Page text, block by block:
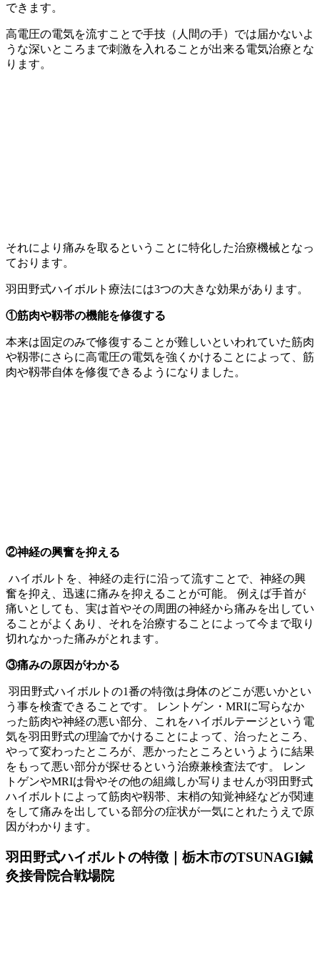
できます。
高電圧の電気を流すことで手技（人間の手）では届かないよ
うな深いところまで刺激を入れることが出来る電気治療とな
ります。
それにより痛みを取るということに特化した治療機械となっ
ております。
羽田野式ハイボルト療法には3つの大きな効果があります。
①筋肉や靱帯の機能を修復する
本来は固定のみで修復することが難しいといわれていた筋肉
や靱帯にさらに高電圧の電気を強くかけることによって、筋
肉や靱帯自体を修復できるようになりました。
②神経の興奮を抑える
ハイボルトを、神経の走行に沿って流すことで、神経の興
奮を抑え、迅速に痛みを抑えることが可能。 例えば手首が
痛いとしても、実は首やその周囲の神経から痛みを出してい
ることがよくあり、それを治療することによって今まで取り
切れなかった痛みがとれます。
③痛みの原因がわかる
羽田野式ハイボルトの1番の特徴は身体のどこが悪いかとい
う事を検査できることです。 レントゲン・MRIに写らなか
った筋肉や神経の悪い部分、これをハイボルテージという電
気を羽田野式の理論でかけることによって、治ったところ、
やって変わったところが、悪かったところというように結果
をもって悪い部分が探せるという治療兼検査法です。 レン
トゲンやMRIは骨やその他の組織しか写りませんが羽田野式
ハイボルトによって筋肉や靱帯、末梢の知覚神経などが関連
をして痛みを出している部分の症状が一気にとれたうえで原
因がわかります。
羽田野式ハイボルトの特徴｜栃木市のTSUNAGI鍼
灸接骨院合戦場院